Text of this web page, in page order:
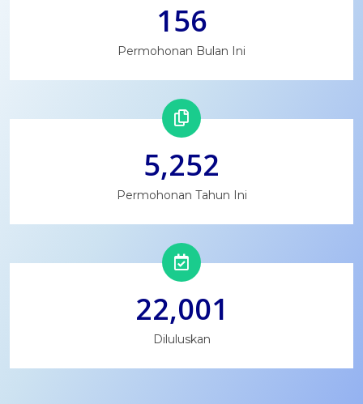
156
Permohonan Bulan Ini
5,252
Permohonan Tahun Ini
22,001
Diluluskan